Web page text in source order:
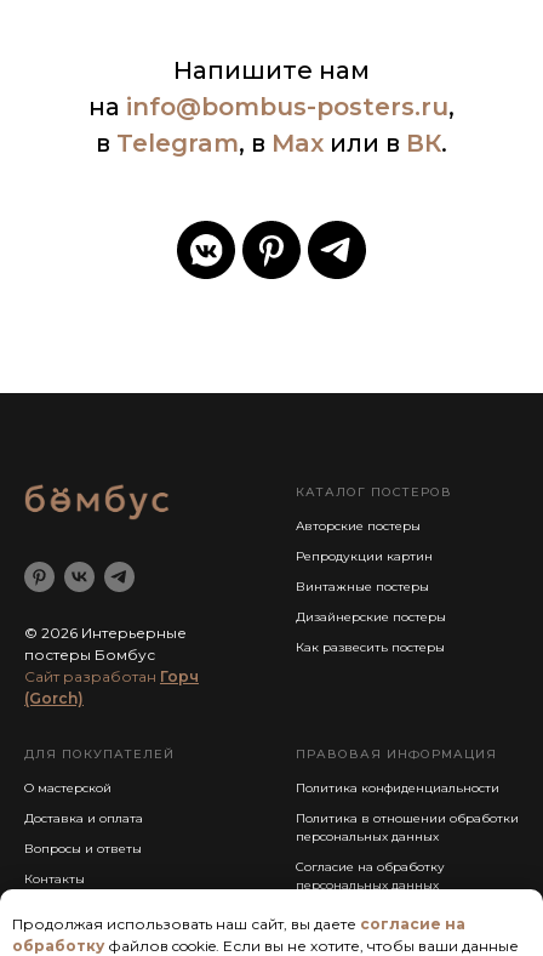
Продолжая использовать наш сайт, вы даете согласие на
обработкуфайлов cookie. Если вы не хотите, чтобы ваши данные
Напишите нам
на info@bombus-posters.ru,
в Telegram, в Max или в ВК.
© 2026 Интерьерные
постеры Бомбус
Cайт разработан Горч
(Gorch)
КАТАЛОГ ПОСТЕРОВ
Авторские постеры
Репродукции картин
Винтажные постеры
Дизайнерские постеры
Как развесить постеры
ДЛЯ ПОКУПАТЕЛЕЙ
О мастерской
Доставка и оплата
Вопросы и ответы
Контакты
ПРАВОВАЯ ИНФОРМАЦИЯ
Политика конфиденциальности
Политика в отношении обработки
персональных данных
Согласие на обработку
персональных данных